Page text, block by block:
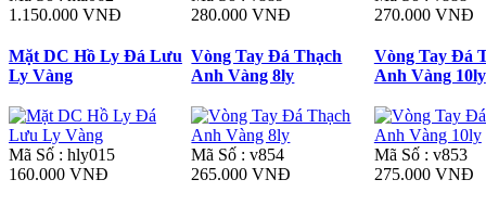
1.150.000 VNĐ
280.000 VNĐ
270.000 VNĐ
Mặt DC Hồ Ly Đá Lưu
Ly Vàng
Mã Số : hly015
160.000 VNĐ
Vòng Tay Đá Thạch
Anh Vàng 8ly
Mã Số : v854
265.000 VNĐ
Vòng Tay Đá
Anh Vàng 10ly
Mã Số : v853
275.000 VNĐ